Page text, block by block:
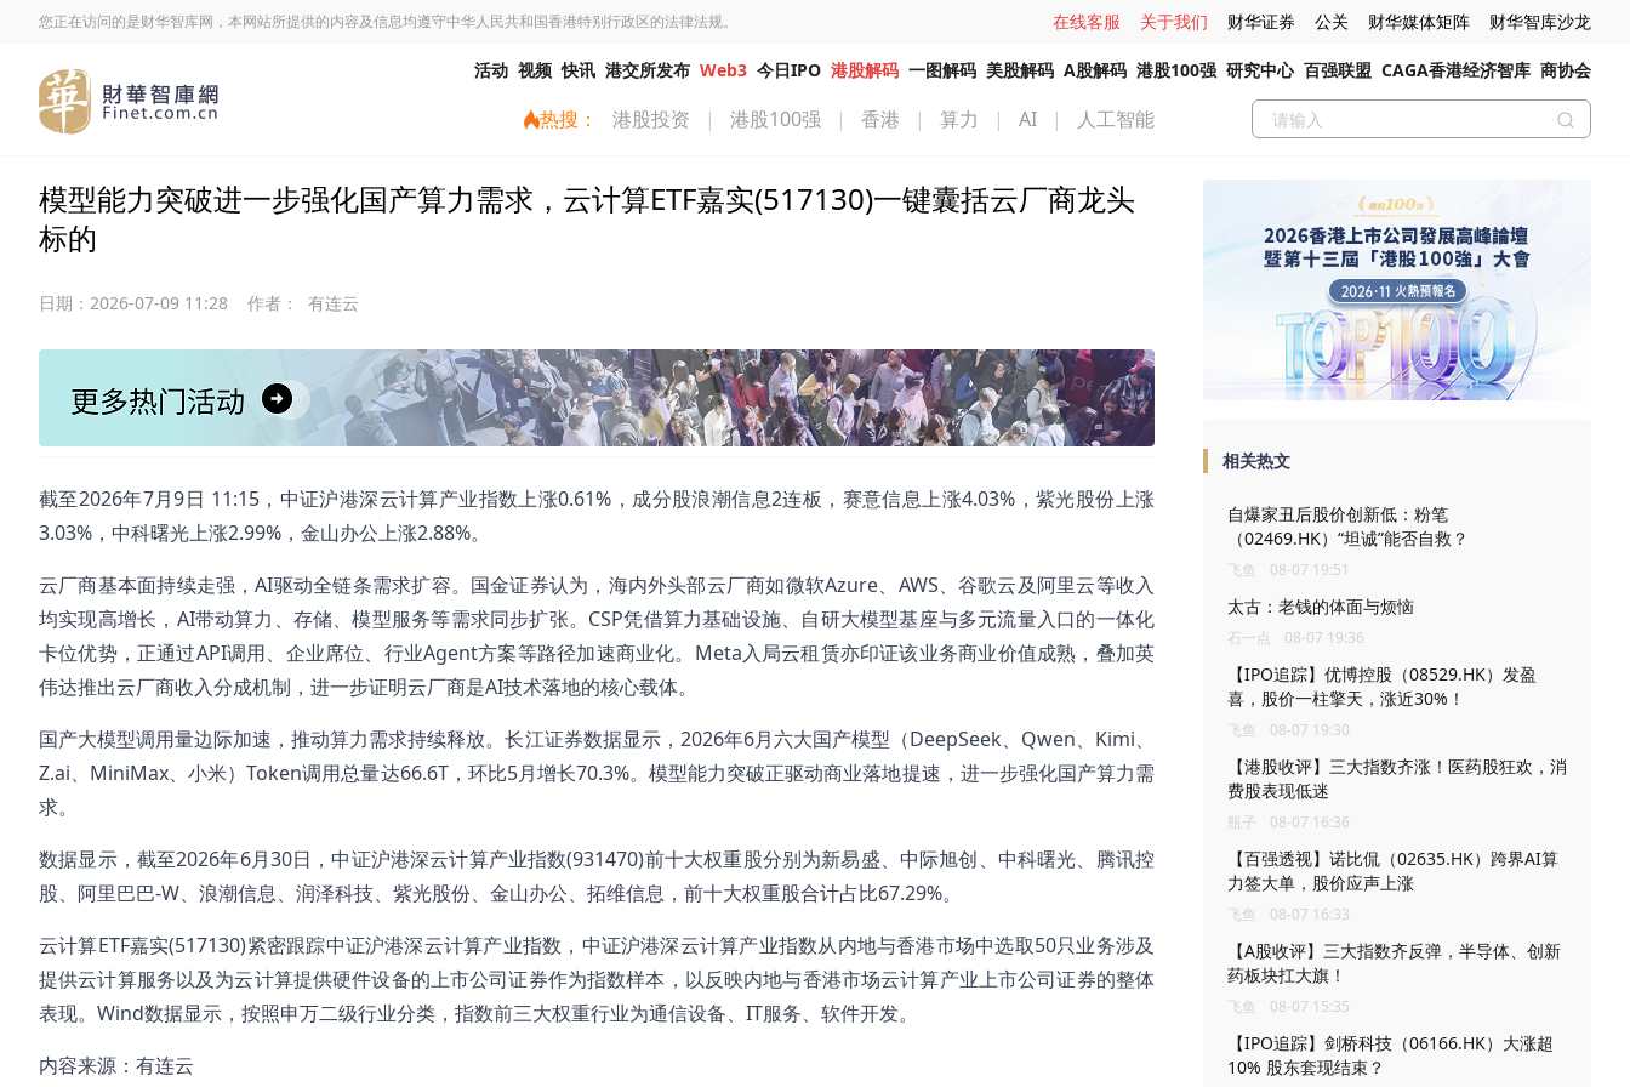
您正在访问的是财华智库网，本网站所提供的内容及信息均遵守中华人民共和国香港特别行政区的法律法规。 在线客服 关于我们 财华证券 公关 财华媒体矩阵 财华智库沙龙
活动 视频 快讯 港交所发布 Web3 今日IPO 港股解码 一图解码 美股解码 A股解码 港股100强 研究中心 百强联盟 CAGA香港经济智库 商协会
热搜： 港股投资 | 港股100强 | 香港 | 算力 | AI | 人工智能
模型能力突破进一步强化国产算力需求，云计算ETF嘉实(517130)一键囊括云厂商龙头
标的
日期： 2026-07-09 11:28 作者： 有连云
截至2026年7月9日 11:15，中证沪港深云计算产业指数上涨0.61%，成分股浪潮信息2连板，赛意信息上涨4.03%，紫光股份上涨
3.03%，中科曙光上涨2.99%，金山办公上涨2.88%。
云厂商基本面持续走强，AI驱动全链条需求扩容。国金证券认为，海内外头部云厂商如微软Azure、AWS、谷歌云及阿里云等收入
均实现高增长，AI带动算力、存储、模型服务等需求同步扩张。CSP凭借算力基础设施、自研大模型基座与多元流量入口的一体化
卡位优势，正通过API调用、企业席位、行业Agent方案等路径加速商业化。Meta入局云租赁亦印证该业务商业价值成熟，叠加英
伟达推出云厂商收入分成机制，进一步证明云厂商是AI技术落地的核心载体。
国产大模型调用量边际加速，推动算力需求持续释放。长江证券数据显示，2026年6月六大国产模型（DeepSeek、Qwen、Kimi、
Z.ai、MiniMax、小米）Token调用总量达66.6T，环比5月增长70.3%。模型能力突破正驱动商业落地提速，进一步强化国产算力需
求。
数据显示，截至2026年6月30日，中证沪港深云计算产业指数(931470)前十大权重股分别为新易盛、中际旭创、中科曙光、腾讯控
股、阿里巴巴-W、浪潮信息、润泽科技、紫光股份、金山办公、拓维信息，前十大权重股合计占比67.29%。
云计算ETF嘉实(517130)紧密跟踪中证沪港深云计算产业指数，中证沪港深云计算产业指数从内地与香港市场中选取50只业务涉及
提供云计算服务以及为云计算提供硬件设备的上市公司证券作为指数样本，以反映内地与香港市场云计算产业上市公司证券的整体
表现。Wind数据显示，按照申万二级行业分类，指数前三大权重行业为通信设备、IT服务、软件开发。
内容来源：有连云
相关热文
自爆家丑后股价创新低：粉笔
（02469.HK）“坦诚”能否自救？
飞鱼 08-07 19:51
太古：老钱的体面与烦恼
石一点 08-07 19:36
【IPO追踪】优博控股（08529.HK）发盈
喜，股价一柱擎天，涨近30%！
飞鱼 08-07 19:30
【港股收评】三大指数齐涨！医药股狂欢，消
费股表现低迷
瓶子 08-07 16:36
【百强透视】诺比侃（02635.HK）跨界AI算
力签大单，股价应声上涨
飞鱼 08-07 16:33
【A股收评】三大指数齐反弹，半导体、创新
药板块扛大旗！
飞鱼 08-07 15:35
【IPO追踪】剑桥科技（06166.HK）大涨超
10% 股东套现结束？